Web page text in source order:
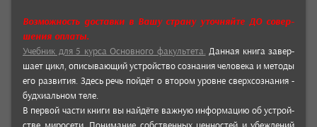
Возмож­ность дос­тавки в Вашу страну уточ­няй­те ДО совер­
шения оплаты.
Учеб­ник для 5 курса Основ­ного факуль­тета. Данная книга завер­
шает цикл, опи­сыва­ющий устрой­ство соз­нания чело­века и методы
его раз­вития. Здесь речь пой­дёт о вто­ром уровне свер­хсоз­нания -
будхи­аль­ном теле.
В пер­вой части книги вы най­дёте важ­ную инфор­мацию об устрой­